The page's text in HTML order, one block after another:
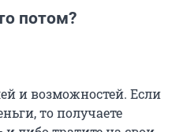
потом?
и возможностей. Если
то получаете